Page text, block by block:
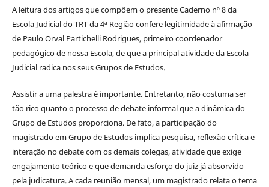
A leitura dos artigos que compõem o presente Caderno nº 8 da
Escola Judicial do TRT da 4ª Região confere legitimidade à afirmação
de Paulo Orval Partichelli Rodrigues, primeiro coordenador
pedagógico de nossa Escola, de que a principal atividade da Escola
Judicial radica nos seus Grupos de Estudos.
Assistir a uma palestra é importante. Entretanto, não costuma ser
tão rico quanto o processo de debate informal que a dinâmica do
Grupo de Estudos proporciona. De fato, a participação do
magistrado em Grupo de Estudos implica pesquisa, reflexão crítica e
interação no debate com os demais colegas, atividade que exige
engajamento teórico e que demanda esforço do juiz já absorvido
pela judicatura. A cada reunião mensal, um magistrado relata o tema